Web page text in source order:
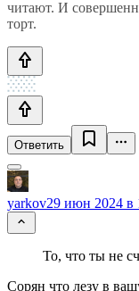
читают. И
торт.
Ответить
yarkov29 июн 2024 в
То, что ты не
Сорян что лезу в